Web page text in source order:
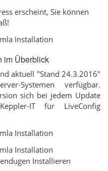
erscheint, Sie können
im Überblick
aktuell "Stand 24.3.2016"
Systemen verfügbar.
sich bei jedem Update
IT für LiveConfig